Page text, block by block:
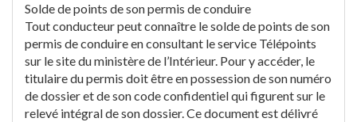
Solde de points de son permis de conduire
Tout conducteur peut connaître le solde de points de son
permis de conduire en consultant le service Télépoints
sur le site du ministère de l’Intérieur. Pour y accéder, le
titulaire du permis doit être en possession de son numéro
de dossier et de son code confidentiel qui figurent sur le
relevé intégral de son dossier. Ce document est délivré